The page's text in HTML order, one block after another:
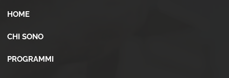
HOME
CHI SONO
PROGRAMMI